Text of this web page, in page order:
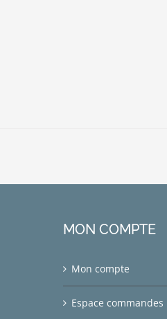
MON COMPTE
Mon compte
Espace commandes